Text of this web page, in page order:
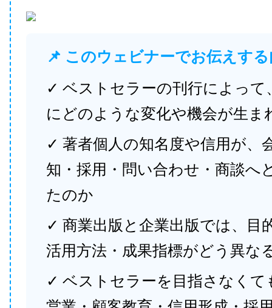
📌 このウェビナーでお伝えす
✓ ベストセラーの刊行によって
にどのような変化や機会が生ま
✓ 著者個人の知名度や信用が、
知・採用・問い合わせ・商談へ
たのか
✓ 商業出版と企業出版では、目
活用方法・成果指標がどう異な
✓ ベストセラーを目指さなくて